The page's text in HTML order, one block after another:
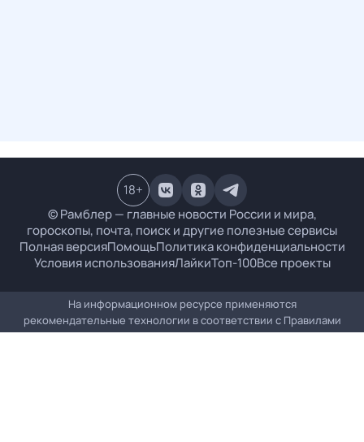
© Рамблер — главные новости России и мира,
гороскопы, почта, поиск и другие полезные сервисы
Полная версияПомощьПолитика конфиденциальности
Условия использованияЛайкиТоп-100Все проекты
18+
На информационном ресурсе применяются
рекомендательные технологии в соответствии с Правилами